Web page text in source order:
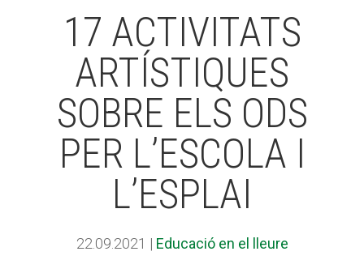
17 ACTIVITATS
ARTÍSTIQUES
SOBRE ELS ODS
PER L’ESCOLA I
L’ESPLAI
22.09.2021 | Educació en el lleure
ACCIÓ SOCIAL I JOVES
ESPLAIS
SUPORT TERCER SECTOR